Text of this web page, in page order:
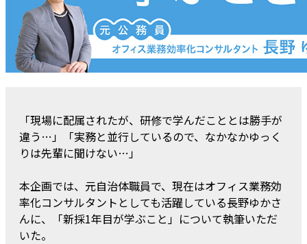
「現場に配属されたが、研修で学んだこととは勝手が
違う…」「実務と並行しているので、なかなかゆっく
りは先輩に聞けない…」
本企画では、元自治体職員で、現在はオフィス業務効
率化コンサルタントとしても活躍している長野ゆかさ
んに、「新採1年目が学ぶこと」について執筆いただ
いた。